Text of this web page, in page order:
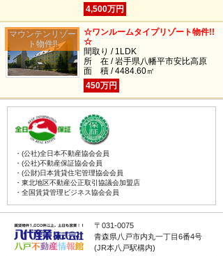
4,500万円
マウンテンリゾー
ト物件!!
☆ワンルームタイプリゾート物件!!
☆
間取り / 1LDK
所 在 / 岩手県八幡平市安比高原
面 積 / 4484.60㎡
450万円
・(公社)全日本不動産協会会員
・(公社)不動産保証協会会員
・(公財)日本賃貸住宅管理協会会員
・東北地区不動産公正取引協議会加盟店
・全国賃貸管理ビジネス協会会員
〒031-0075
青森県八戸市内丸一丁目6番4号
(JR本八戸駅構内)